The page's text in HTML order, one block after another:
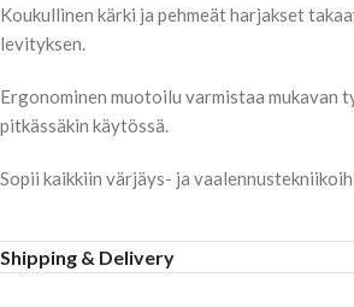
Koukullinen kärki ja pehmeät harjakset
levityksen.
Ergonominen muotoilu varmistaa mukavan
pitkässäkin käytössä.
Sopii kaikkiin värjäys- ja
Shipping & Delivery